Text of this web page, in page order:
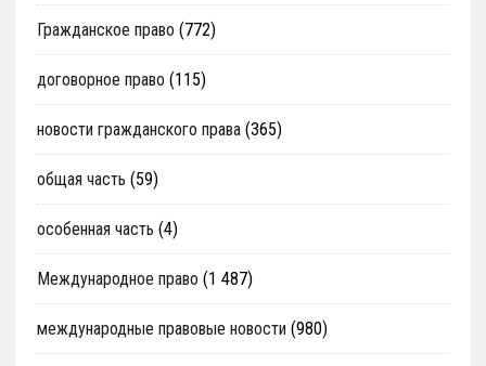
Гражданское право (772)
договорное право (115)
новости гражданского права(365)
общая часть (59)
особенная часть (4)
Международное право (1 487)
международные правовые новости (980)